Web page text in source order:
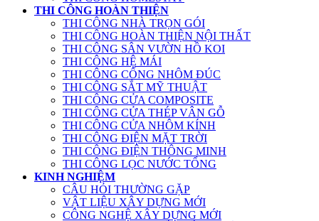
THI CÔNG HOÀN THIỆN
THI CÔNG NHÀ TRỌN GÓI
THI CÔNG HOÀN THIỆN NỘI THẤT
THI CÔNG SÂN VƯỜN HỒ KOI
THI CÔNG HỆ MÁI
THI CÔNG CỔNG NHÔM ĐÚC
THI CÔNG SẮT MỸ THUẬT
THI CÔNG CỬA COMPOSITE
THI CÔNG CỬA THÉP VÂN GỖ
THI CÔNG CỬA NHÔM KÍNH
THI CÔNG ĐIỆN MẶT TRỜI
THI CÔNG ĐIỆN THÔNG MINH
THI CÔNG LỌC NƯỚC TỔNG
KINH NGHIỆM
CÂU HỎI THƯỜNG GẶP
VẬT LIỆU XÂY DỰNG MỚI
CÔNG NGHỆ XÂY DỰNG MỚI